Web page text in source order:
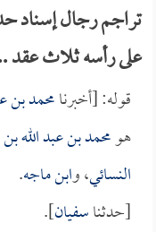
تراجم رجال إسناد
على رأسه ثلاث عقد
قوله: [أخبرنامحمد بن
هومحمد بن عبد الله
النسائي، وابن ماجه.
[حدثناسفيان].